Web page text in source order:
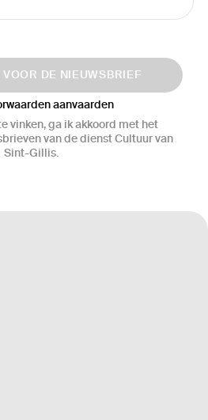
DE NIEUWSBRIEF
aanvaarden
vinken, ga ik akkoord met het
van de dienst Cultuur van
Sint-Gillis.